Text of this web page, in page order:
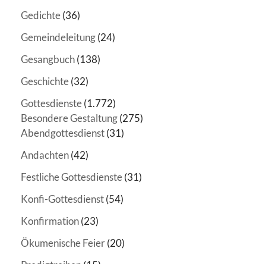
Gedichte(36)
Gemeindeleitung(24)
Gesangbuch(138)
Geschichte(32)
Gottesdienste(1.772)
Besondere Gestaltung(275)
Abendgottesdienst(31)
Andachten(42)
Festliche Gottesdienste(31)
Konfi-Gottesdienst(54)
Konfirmation(23)
Ökumenische Feier(20)